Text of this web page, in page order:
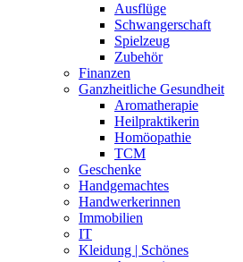
Ausflüge
Schwangerschaft
Spielzeug
Zubehör
Finanzen
Ganzheitliche Gesundheit
Aromatherapie
Heilpraktikerin
Homöopathie
TCM
Geschenke
Handgemachtes
Handwerkerinnen
Immobilien
IT
Kleidung | Schönes